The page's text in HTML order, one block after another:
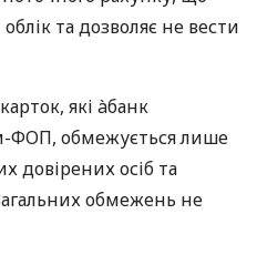
та дозволяє не вести
які àбанк
ФОП, обмежується лише
довірених осіб та
обмежень не